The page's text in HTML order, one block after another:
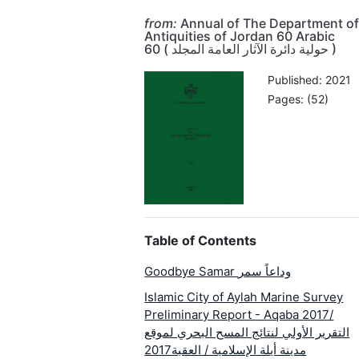
from: Annual of The Department of
Antiquities of Jordan 60 Arabic
حولية دائرة الآثار العامة المجلد ) 60 )
Published: 2021
Pages: (52)
Table of Contents
Goodbye Samar وداعاً سمر
Islamic City of Aylah Marine Survey
Preliminary Report - Aqaba 2017/
التقرير الأولي لنتائج المسح البحري لموقع
مدينة أيلة الإسلامية / العقبة2017